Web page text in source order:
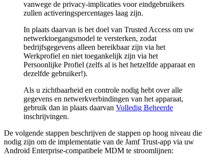
vanwege de privacy-implicaties voor eindgebruikers
zullen activeringspercentages laag zijn.
In plaats daarvan is het doel van Trusted Access om uw
netwerktoegangsmodel te versterken, zodat
bedrijfsgegevens alleen bereikbaar zijn via het
Werkprofiel en niet toegankelijk zijn via het
Persoonlijke Profiel (zelfs al is het hetzelfde apparaat en
dezelfde gebruiker!).
Als u zichtbaarheid en controle nodig hebt over alle
gegevens en netwerkverbindingen van het apparaat,
gebruik dan in plaats daarvan Volledig Beheerde
inschrijvingen.
De volgende stappen beschrijven de stappen op hoog niveau die
nodig zijn om de implementatie van de Jamf Trust-app via uw
Android Enterprise-compatibele MDM te stroomlijnen: